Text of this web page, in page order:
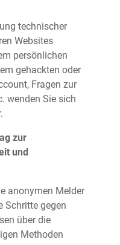
technischer
Websites
persönlichen
gehackten oder
Fragen zur
wenden Sie sich
zur
und
anonymen Melder
Schritte gegen
über die
Methoden